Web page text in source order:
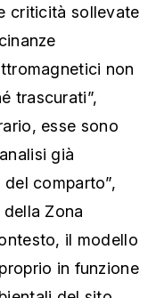
criticità sollevate
non
trascurati”,
esse sono
già
comparto”,
della Zona
il modello
in funzione